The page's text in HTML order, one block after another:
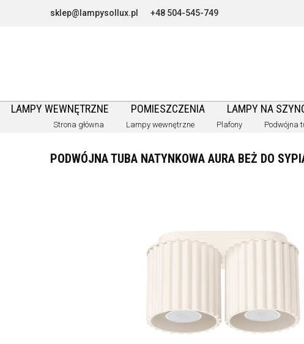
sklep@lampysollux.pl +48 504-545-749
LAMPY WEWNĘTRZNE POMIESZCZENIA LAMPY NA
Strona główna Lampy wewnętrzne Plafony Podwójna
PODWÓJNA TUBA NATYNKOWA AURA BEŻ DO